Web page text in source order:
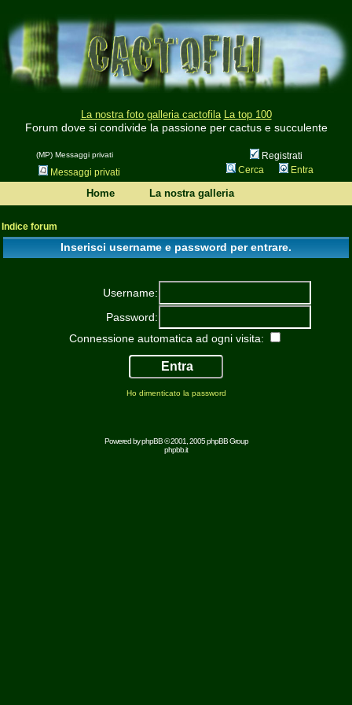
La nostra foto galleria cactofila La top 100
Forum dove si condivide la passione per cactus e succulente
(MP) Messaggi privati
Registrati
Messaggi privati
Cerca Entra
Home La nostra galleria
Indice forum
Inserisci username e password per entrare.
Username:
Password:
Connessione automatica ad ogni visita:
Ho dimenticato la password
Powered byphpBB© 2001, 2005 phpBB Group
phpbb.it